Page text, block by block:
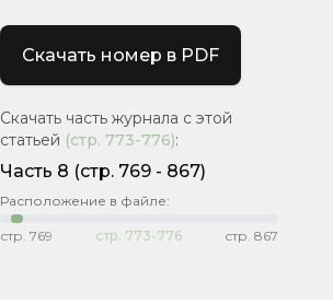
Скачать номер в PDF
Скачать часть журнала с этой
статьей (стр. 773-776):
Часть 8 (cтр. 769 - 867)
Расположение в файле:
стр. 769 стр. 773-776 стр. 867